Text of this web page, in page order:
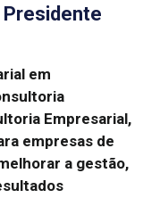
em
Empresarial,
empresas de
a gestão,